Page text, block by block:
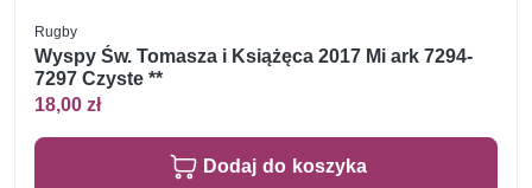
Rugby
Wyspy Św. Tomasza i Książęca 2017 Mi ark 7294-
7297 Czyste **
18,00 zł
Dodaj do koszyka